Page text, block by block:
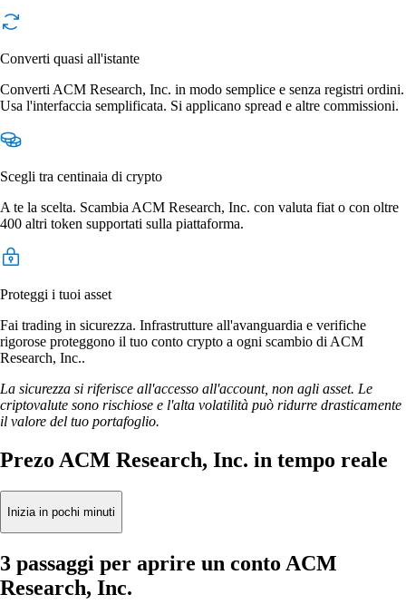
Converti quasi all'istante
Converti ACM Research, Inc. in modo semplice e senza registri ordini.
Usa l'interfaccia semplificata. Si applicano spread e altre commissioni.
Scegli tra centinaia di crypto
A te la scelta. Scambia ACM Research, Inc. con valuta fiat o con oltre
400 altri token supportati sulla piattaforma.
Proteggi i tuoi asset
Fai trading in sicurezza. Infrastrutture all'avanguardia e verifiche
rigorose proteggono il tuo conto crypto a ogni scambio di ACM
Research, Inc..
La sicurezza si riferisce all'accesso all'account, non agli asset. Le
criptovalute sono rischiose e l'alta volatilità può ridurre drasticamente
il valore del tuo portafoglio.
Prezo ACM Research, Inc. in tempo reale
Inizia in pochi minuti
3 passaggi per aprire un conto ACM
Research, Inc.